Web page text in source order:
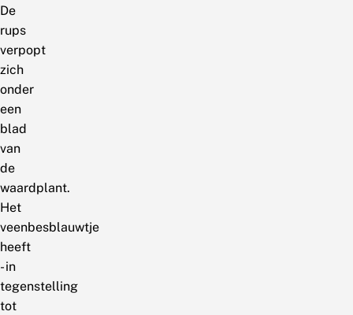
De
rups
verpopt
zich
onder
een
blad
van
de
waardplant.
Het
veenbesblauwtje
heeft
- in
tegenstelling
tot